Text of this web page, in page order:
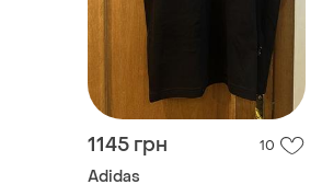
1145 грн 10
Adidas